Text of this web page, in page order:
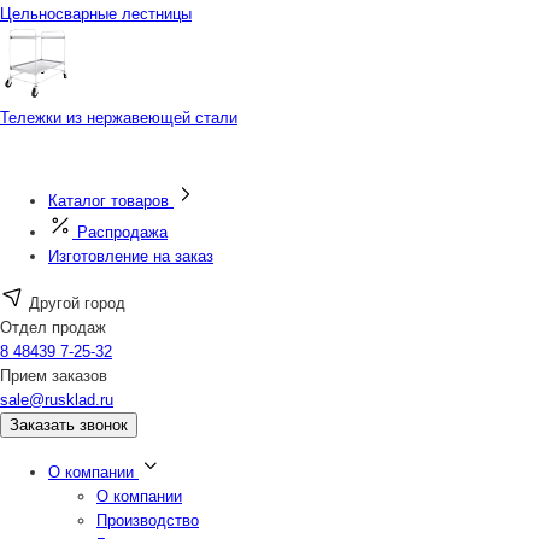
Цельносварные лестницы
Тележки из нержавеющей стали
Каталог товаров
Распродажа
Изготовление на заказ
Другой город
Отдел продаж
8 48439 7-25-32
Прием заказов
sale@rusklad.ru
Заказать звонок
О компании
О компании
Производство